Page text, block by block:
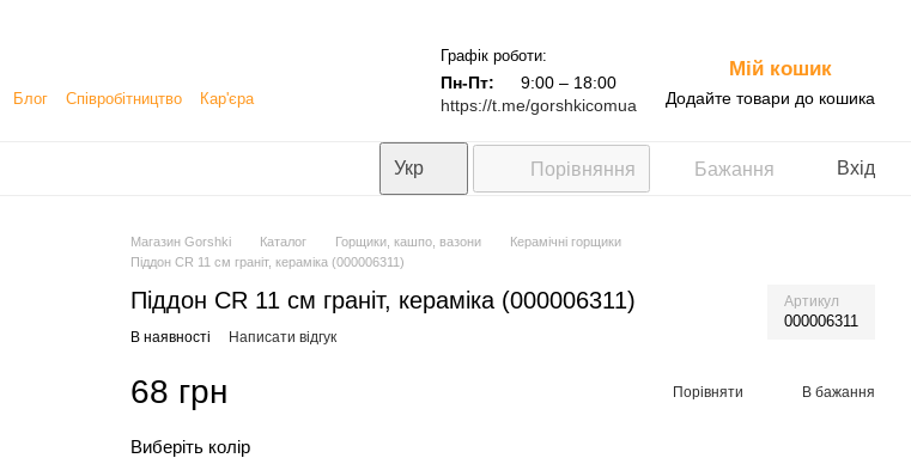
Блог Співробітництво
Кар'єра
Графік роботи:
Пн-Пт:
9:00 – 18:00
https://t.me/gorshkicomua
Мій кошик
Додайте товари до кошика
Укр Порівняння Бажання Вхід
Магазин Gorshki Каталог Горщики, кашпо, вазони
Керамічні горщики
Піддон CR 11 см граніт, кераміка (000006311)
Піддон CR 11 см граніт, кераміка (000006311) Артикул
000006311
В наявності Написати відгук
68 грн Порівняти В бажання
Виберіть колір